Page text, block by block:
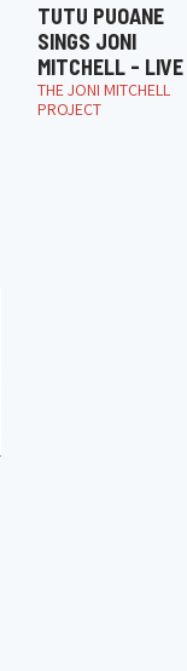
TUTU PUOANE
SINGS JONI
MITCHELL - LIVE
THE JONI MITCHELL
PROJECT